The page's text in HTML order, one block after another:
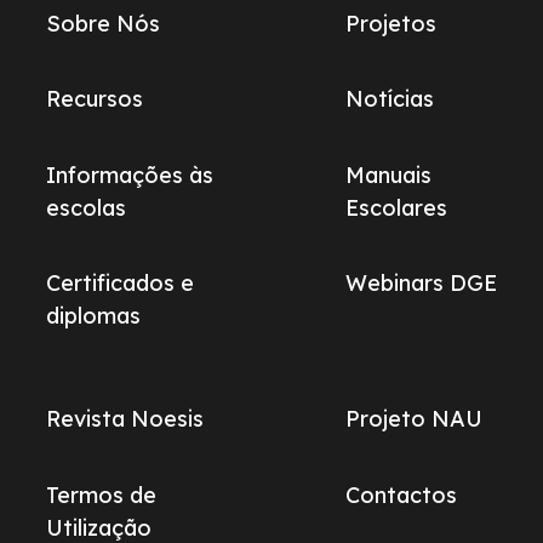
Links
do
Sobre Nós Projetos
Recursos Notícias
Informações às
escolas
Manuais
Escolares
Certificados e
diplomas
Webinars DGE
Revista Noesis Projeto NAU
Termos de
Utilização
Contactos